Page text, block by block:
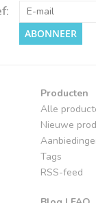
ABONNEER
Producten
Alle
Nieuwe
Tags
RSS-feed